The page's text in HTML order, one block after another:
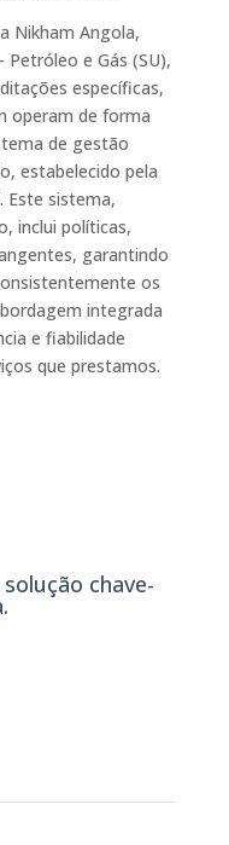
Nikham Angola,
e Gás (SU),
específicas,
operam de forma
de gestão
estabelecido pela
Este sistema,
inclui políticas,
garantindo
os
integrada
e fiabilidade
que prestamos.
chave-